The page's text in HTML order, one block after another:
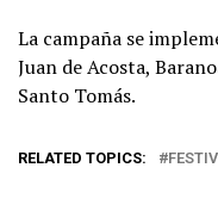
La campaña se
Juan de Acosta,
Santo Tomás.
RELATED TOPICS: